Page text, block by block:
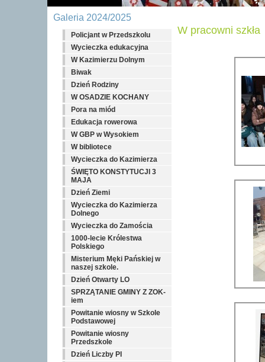
W pracowni szkła
Galeria 2024/2025
Policjant w Przedszkolu
Wycieczka edukacyjna
W Kazimierzu Dolnym
Biwak
Dzień Rodziny
W OSADZIE KOCHANY
Pora na miód
Edukacja rowerowa
W GBP w Wysokiem
W bibliotece
Wycieczka do Kazimierza
ŚWIĘTO KONSTYTUCJI 3
MAJA
Dzień Ziemi
Wycieczka do Kazimierza
Dolnego
Wycieczka do Zamościa
1000-lecie Królestwa
Polskiego
Misterium Męki Pańskiej w
naszej szkole.
Dzień Otwarty LO
SPRZĄTANIE GMINY Z ZOK-
iem
Powitanie wiosny w Szkole
Podstawowej
Powitanie wiosny
Przedszkole
Dzień Liczby PI